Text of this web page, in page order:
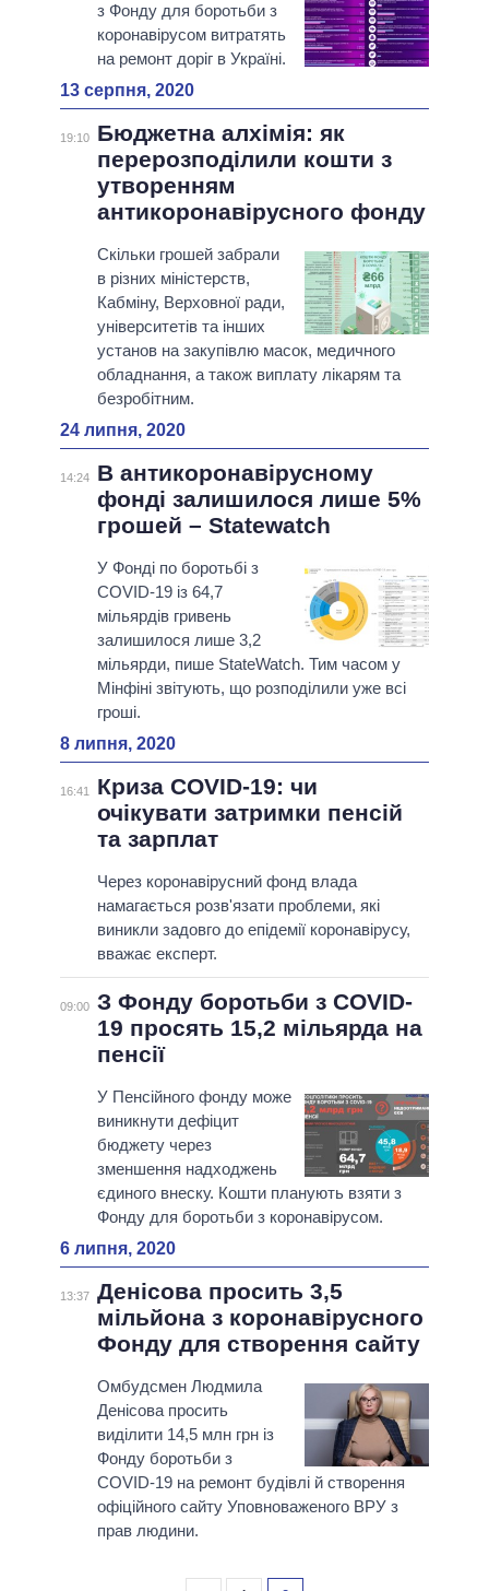
з Фонду для боротьби з
коронавірусом витратять
на ремонт доріг в Україні.
13 серпня, 2020
19:10
Бюджетна алхімія: як
перерозподілили кошти з
утворенням
антикоронавірусного фонду
Скільки грошей забрали
в різних міністерств,
Кабміну, Верховної ради,
університетів та інших
установ на закупівлю масок, медичного
обладнання, а також виплату лікарям та
безробітним.
24 липня, 2020
14:24
В антикоронавірусному
фонді залишилося лише 5%
грошей – Statewatch
У Фонді по боротьбі з
COVID-19 із 64,7
мільярдів гривень
залишилося лише 3,2
мільярди, пише StateWatch. Тим часом у
Мінфіні звітують, що розподілили уже всі
гроші.
8 липня, 2020
16:41
Криза COVID-19: чи
очікувати затримки пенсій
та зарплат
Через коронавірусний фонд влада
намагається розв'язати проблеми, які
виникли задовго до епідемії коронавірусу,
вважає експерт.
09:00 З Фонду боротьби з COVID-
19 просять 15,2 мільярда на
пенсії
У Пенсійного фонду може
виникнути дефіцит
бюджету через
зменшення надходжень
єдиного внеску. Кошти планують взяти з
Фонду для боротьби з коронавірусом.
6 липня, 2020
13:37 Денісова просить 3,5
мільйона з коронавірусного
Фонду для створення сайту
Омбудсмен Людмила
Денісова просить
виділити 14,5 млн грн із
Фонду боротьби з
COVID-19 на ремонт будівлі й створення
офіційного сайту Уповноваженого ВРУ з
прав людини.